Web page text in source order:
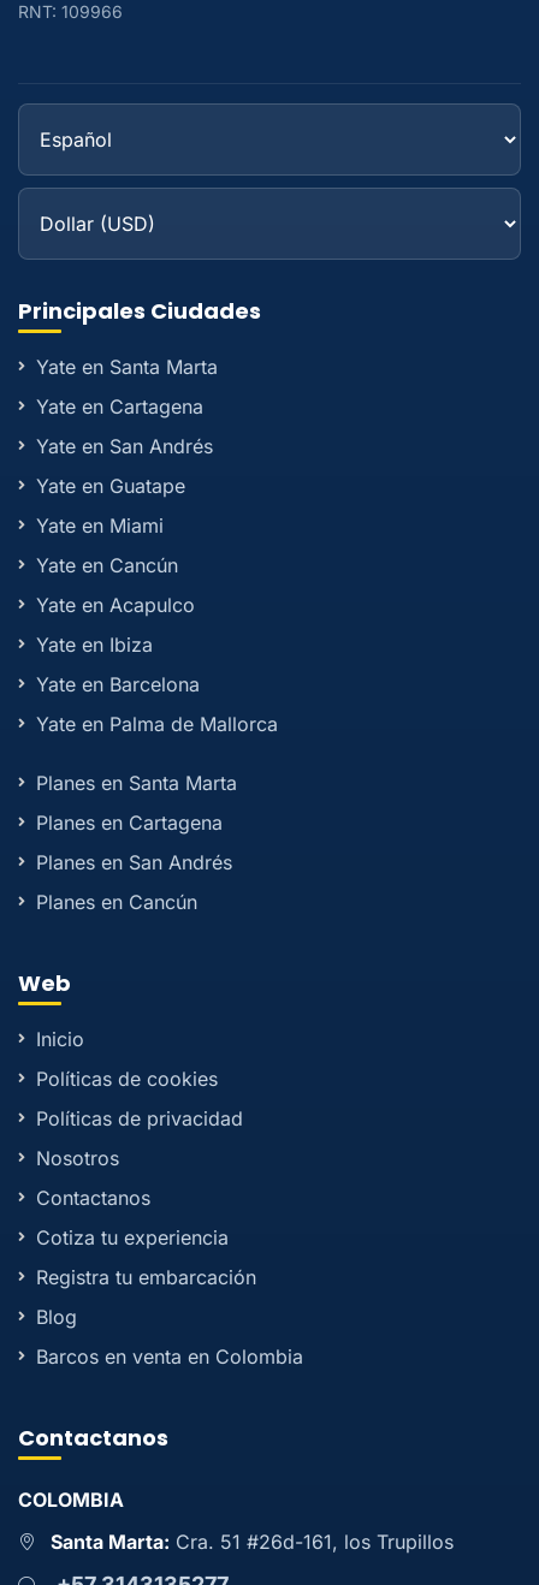
RNT: 109966
Principales Ciudades
Yate en Santa Marta
Yate en Cartagena
Yate en San Andrés
Yate en Guatape
Yate en Miami
Yate en Cancún
Yate en Acapulco
Yate en Ibiza
Yate en Barcelona
Yate en Palma de Mallorca
Planes en Santa Marta
Planes en Cartagena
Planes en San Andrés
Planes en Cancún
Web
Inicio
Políticas de cookies
Políticas de privacidad
Nosotros
Contactanos
Cotiza tu experiencia
Registra tu embarcación
Blog
Barcos en venta en Colombia
Contactanos
COLOMBIA
Santa Marta: Cra. 51 #26d-161, los Trupillos